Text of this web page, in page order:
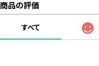
商品の評価
すべて